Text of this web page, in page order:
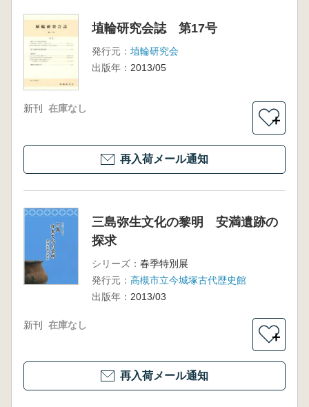
埴輪研究会誌 第17号
発行元： 埴輪研究会
出版年： 2013/05
新刊 在庫なし
＋
再入荷メール通知
三島弥生文化の黎明 安満遺跡の
探求
シリーズ： 春季特別展
発行元： 高槻市立今城塚古代歴史館
出版年： 2013/03
新刊 在庫なし
＋
再入荷メール通知